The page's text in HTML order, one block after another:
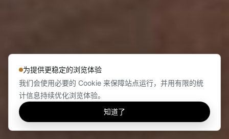
为提供更稳定的浏览体验
我们会使用必要的 Cookie 来保障站点运行，并用有限的统
计信息持续优化浏览体验。
知道了